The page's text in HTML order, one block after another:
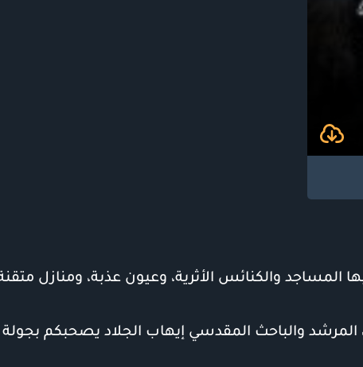
والكنائس الأثرية، وعيون عذبة، ومنازل متقنة